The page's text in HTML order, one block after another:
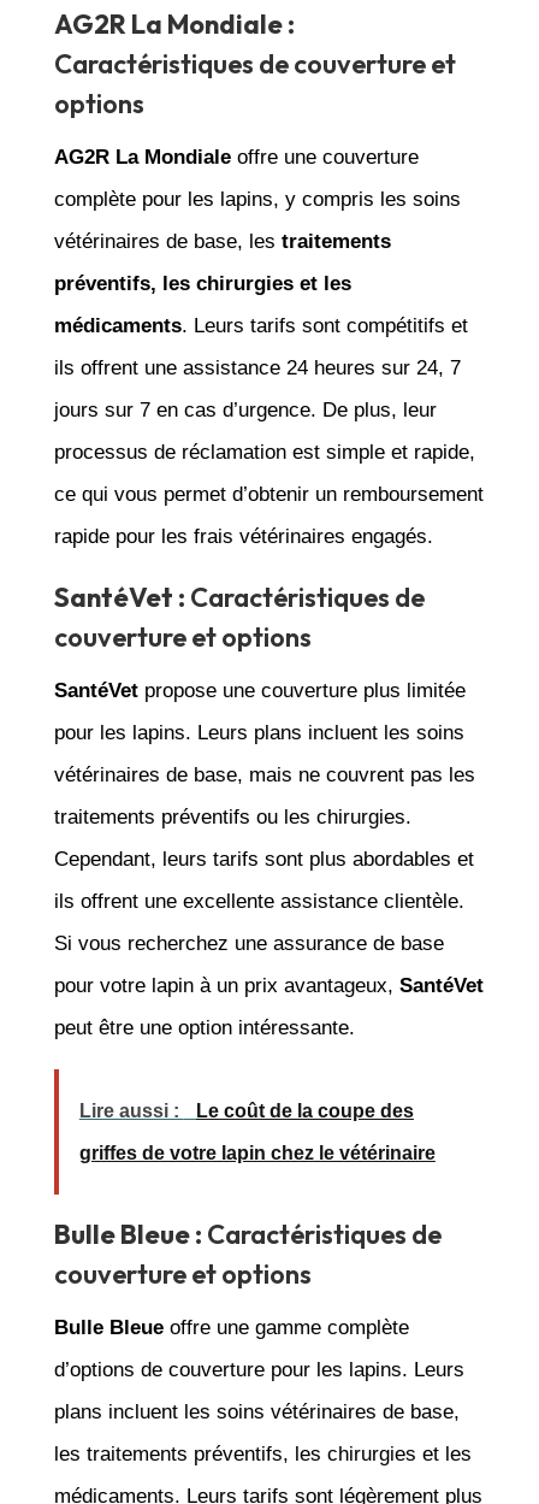
AG2R La Mondiale:
Caractéristiques de couverture et
options
AG2R La Mondialeoffre une couverture
complète pour les lapins, y compris les soins
vétérinaires de base, les traitements
préventifs, les chirurgies et les
médicaments. Leurs tarifs sont compétitifs et
ils offrent une assistance 24 heures sur 24, 7
jours sur 7 en cas d’urgence. De plus, leur
processus de réclamation est simple et rapide,
ce qui vous permet d’obtenir un remboursement
rapide pour les frais vétérinaires engagés.
SantéVet : Caractéristiques de
couverture et options
SantéVetpropose une couverture plus limitée
pour les lapins. Leurs plans incluent les soins
vétérinaires de base, mais ne couvrent pas les
traitements préventifs ou les chirurgies.
Cependant, leurs tarifs sont plus abordables et
ils offrent une excellente assistance clientèle.
Si vous recherchez une assurance de base
pour votre lapin à un prix avantageux, SantéVet
peut être une option intéressante.
Lire aussi : Le coût de la coupe des
griffes de votre lapin chez le vétérinaire
Bulle Bleue: Caractéristiques de
couverture et options
Bulle Bleueoffre une gamme complète
d’options de couverture pour les lapins. Leurs
plans incluent les soins vétérinaires de base,
les traitements préventifs, les chirurgies et les
médicaments. Leurs tarifs sont légèrement plus